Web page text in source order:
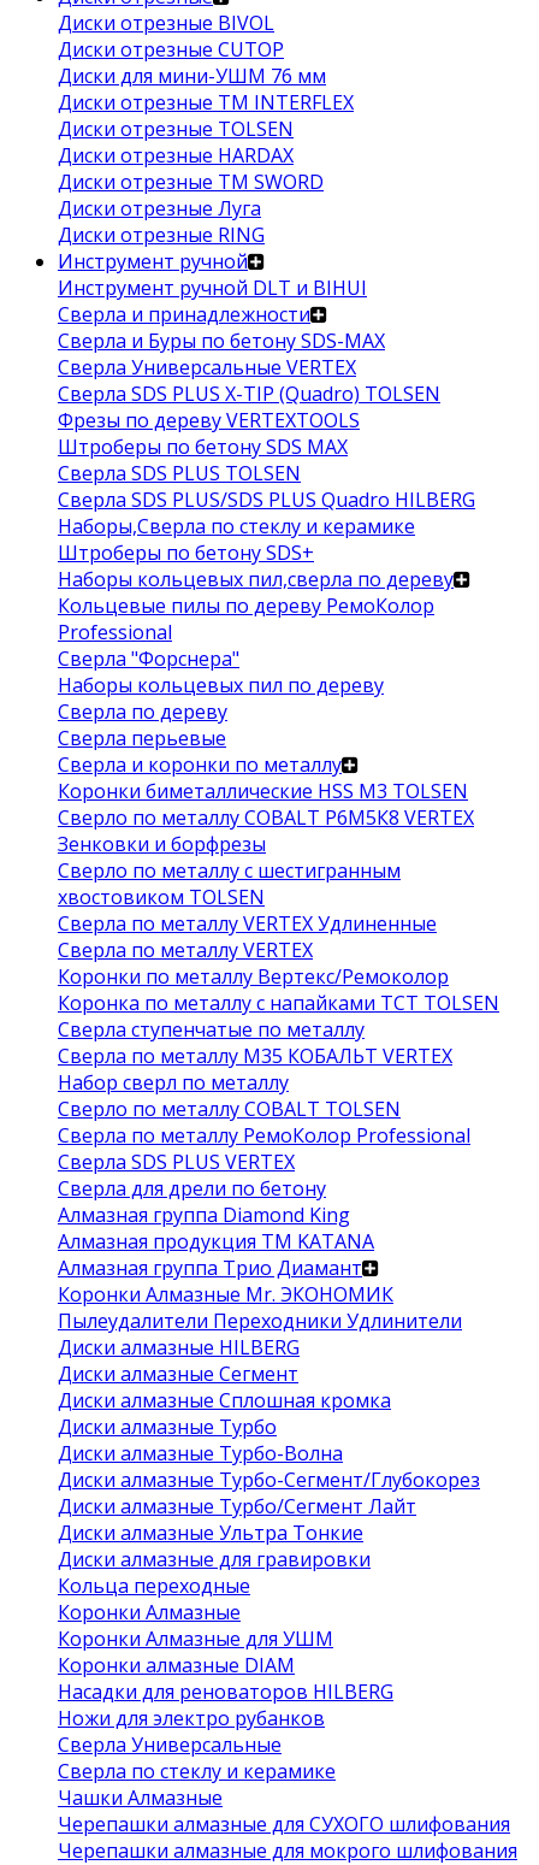
Диски отрезные BIVOL
Диски отрезные CUTOP
Диски для мини-УШМ 76 мм
Диски отрезные ТМ INTERFLEX
Диски отрезные TOLSEN
Диски отрезные HARDAX
Диски отрезные ТМ SWORD
Диски отрезные Луга
Диски отрезные RING
Инструмент ручной
Инструмент ручной DLT и BIHUI
Сверла и принадлежности
Сверла и Буры по бетону SDS-MAX
Сверла Универсальные VERTEX
Сверла SDS PLUS X-TIP (Quadro) TOLSEN
Фрезы по дереву VERTEXTOOLS
Штроберы по бетону SDS MAX
Сверла SDS PLUS TOLSEN
Сверла SDS PLUS/SDS PLUS Quadro HILBERG
Наборы,Сверла по стеклу и керамике
Штроберы по бетону SDS+
Наборы кольцевых пил,сверла по дереву
Кольцевые пилы по дереву РемоКолор
Professional
Сверла "Форснера"
Наборы кольцевых пил по дереву
Сверла по дереву
Сверла перьевые
Сверла и коронки по металлу
Коронки биметаллические HSS M3 TOLSEN
Сверло по металлу COBALT Р6М5К8 VERTEX
Зенковки и борфрезы
Сверло по металлу с шестигранным
хвостовиком TOLSEN
Сверла по металлу VERTEX Удлиненные
Сверла по металлу VERTEX
Коронки по металлу Вертекс/Ремоколор
Коронка по металлу с напайками TCT TOLSEN
Сверла ступенчатые по металлу
Сверла по металлу М35 КОБАЛЬТ VERTEX
Набор сверл по металлу
Сверло по металлу COBALT TOLSEN
Сверла по металлу РемоКолор Professional
Сверла SDS PLUS VERTEX
Сверла для дрели по бетону
Алмазная группа Diamond King
Алмазная продукция ТМ KATANA
Алмазная группа Трио Диамант
Коронки Алмазные Mr. ЭКОНОМИК
Пылеудалители Переходники Удлинители
Диски алмазные HILBERG
Диски алмазные Сегмент
Диски алмазные Сплошная кромка
Диски алмазные Турбо
Диски алмазные Турбо-Волна
Диски алмазные Турбо-Сегмент/Глубокорез
Диски алмазные Турбо/Сегмент Лайт
Диски алмазные Ультра Тонкие
Диски алмазные для гравировки
Кольца переходные
Коронки Алмазные
Коронки Алмазные для УШМ
Коронки алмазные DIAM
Насадки для реноваторов HILBERG
Ножи для электро рубанков
Сверла Универсальные
Сверла по стеклу и керамике
Чашки Алмазные
Черепашки алмазные для СУХОГО шлифования
Черепашки алмазные для мокрого шлифования